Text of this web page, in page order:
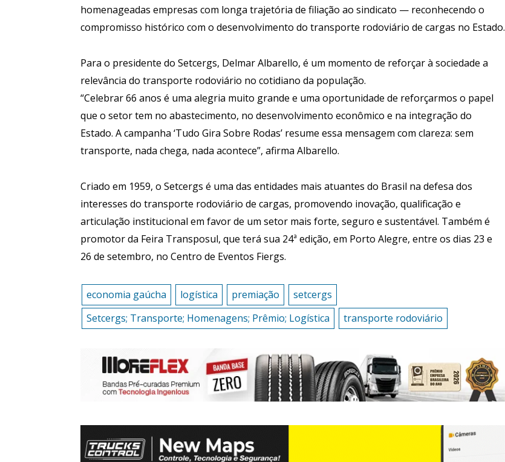
homenageadas empresas com longa trajetória de filiação ao sindicato — reconhecendo o
compromisso histórico com o desenvolvimento do transporte rodoviário de cargas no Estado.
Para o presidente do Setcergs, Delmar Albarello, é um momento de reforçar à sociedade a
relevância do transporte rodoviário no cotidiano da população.
“Celebrar 66 anos é uma alegria muito grande e uma oportunidade de reforçarmos o papel
que o setor tem no abastecimento, no desenvolvimento econômico e na integração do
Estado. A campanha ‘Tudo Gira Sobre Rodas’ resume essa mensagem com clareza: sem
transporte, nada chega, nada acontece”, afirma Albarello.
Criado em 1959, o Setcergs é uma das entidades mais atuantes do Brasil na defesa dos
interesses do transporte rodoviário de cargas, promovendo inovação, qualificação e
articulação institucional em favor de um setor mais forte, seguro e sustentável. Também é
promotor da Feira Transposul, que terá sua 24⁠ª edição, em Porto Alegre, entre os dias 23 e
26 de setembro, no Centro de Eventos Fiergs.
economia gaúcha logística premiação
setcergs
Setcergs; Transporte; Homenagens; Prêmio; Logística
transporte rodoviário